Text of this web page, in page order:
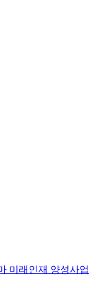
미래인재 양성사업